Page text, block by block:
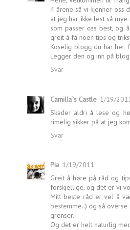
4 årene så vi kjenner oss
at jeg har ikke lest så
som passer oss best, og
greit å få noen tips og
Koselig blogg du har her,
Legger den og inn på
Svar
Camilla`s Castle 1/19/
Skader aldri å lese og
rimelig sikker på at jeg
Svar
Pia 1/19/2011
Greit å høre på råd og
forskjellige, og det er vi
Mitt beste råd er vel å
bestemme..) og så
grenser.
Og det er helt naturlig